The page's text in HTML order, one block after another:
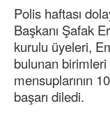
Polis haftası
Başkanı Şafak
kurulu üyeleri,
bulunan
mensuplarının
başarı diledi.